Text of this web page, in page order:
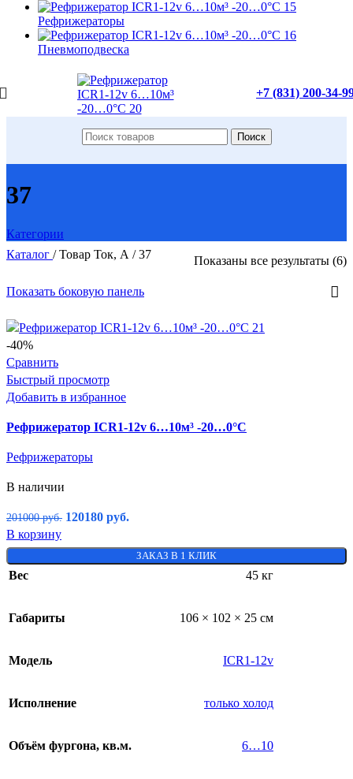
Рефрижераторы
Пневмоподвеска
+7 (831) 200-34-
Поиск
37
Категории
Каталог / Товар Ток, А / 37 Показаны все результаты (6)
Показать боковую панель
-40%
Сравнить
Быстрый просмотр
Добавить в избранное
Рефрижератор ICR1-12v 6…10м³ -20…0°C
Рефрижераторы
В наличии
201000руб. 120180 руб.
В корзину
ЗАКАЗ В 1 КЛИК
Вес 45 кг
Габариты 106 × 102 × 25 см
Модель ICR1-12v
Исполнение только холод
Объём фургона, кв.м. 6…10